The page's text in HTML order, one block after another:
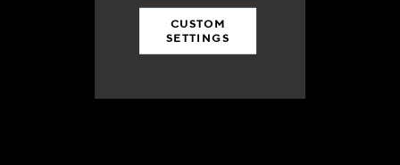
CUSTOM
SETTINGS